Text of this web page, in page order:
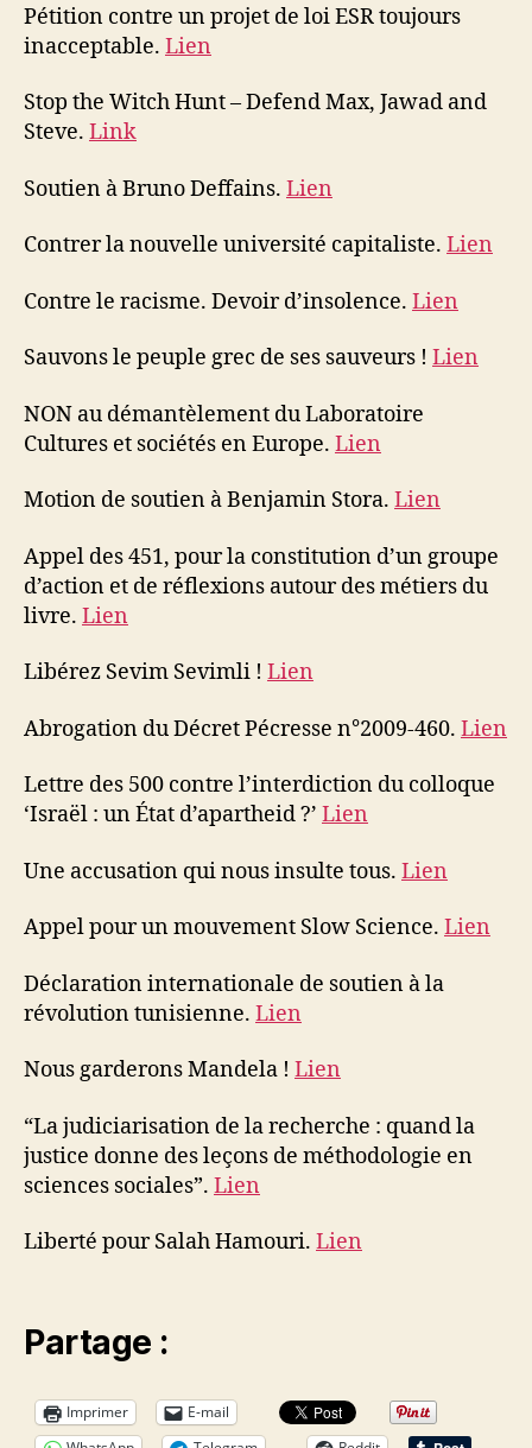
Pétition contre un projet de loi ESR toujours
inacceptable. Lien
Stop the Witch Hunt – Defend Max, Jawad and
Steve. Link
Soutien à Bruno Deffains. Lien
Contrer la nouvelle université capitaliste. Lien
Contre le racisme. Devoir d’insolence. Lien
Sauvons le peuple grec de ses sauveurs ! Lien
NON au démantèlement du Laboratoire
Cultures et sociétés en Europe. Lien
Motion de soutien à Benjamin Stora. Lien
Appel des 451, pour la constitution d’un groupe
d’action et de réflexions autour des métiers du
livre. Lien
Libérez Sevim Sevimli ! Lien
Abrogation du Décret Pécresse n°2009-460. Lien
Lettre des 500 contre l’interdiction du colloque
‘Israël : un État d’apartheid ?’ Lien
Une accusation qui nous insulte tous. Lien
Appel pour un mouvement Slow Science. Lien
Déclaration internationale de soutien à la
révolution tunisienne. Lien
Nous garderons Mandela ! Lien
“La judiciarisation de la recherche : quand la
justice donne des leçons de méthodologie en
sciences sociales”. Lien
Liberté pour Salah Hamouri. Lien
Partage :
Imprimer
E-mail